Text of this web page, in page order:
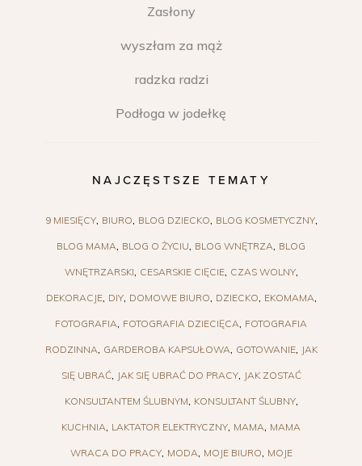
Zasłony
wyszłam za mąż
radzka radzi
Podłoga w jodełkę
NAJCZĘSTSZE TEMATY
9 MIESIĘCY BIURO BLOG DZIECKO BLOG KOSMETYCZNY
BLOG MAMA BLOG O ŻYCIU BLOG WNĘTRZA BLOG
WNĘTRZARSKI CESARSKIE CIĘCIE CZAS WOLNY
DEKORACJE DIY DOMOWE BIURO DZIECKO EKOMAMA
FOTOGRAFIA FOTOGRAFIA DZIECIĘCA FOTOGRAFIA
RODZINNA GARDEROBA KAPSUŁOWA GOTOWANIE JAK
SIĘ UBRAĆ JAK SIĘ UBRAĆ DO PRACY JAK ZOSTAĆ
KONSULTANTEM ŚLUBNYM KONSULTANT ŚLUBNY
KUCHNIA LAKTATOR ELEKTRYCZNY MAMA MAMA
WRACA DO PRACY MODA MOJE BIURO MOJE